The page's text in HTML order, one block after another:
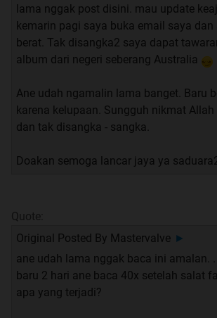
lama nggak post disini. mau update
kemarin pagi saya buka email saya dan
berat. Tak disangka2 saya dapat
album dari negeri seberang Australia
Ane udah ngamalin lama banget. Baru
karena kelupaan. Sungguh nikmat
dan tak disangka - sangka.
Doakan semoga lancar jaya ya
Quote:
Original Posted By Mastervalve ►
ane udah lama nggak baca ini amalan. . .
baru 2 hari ane baca 40x setelah salat
apa yang terjadi?